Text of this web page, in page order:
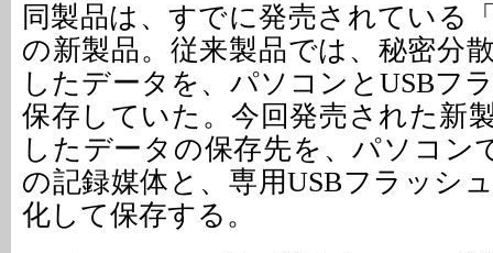
同製品は、すでに発売されている
の新製品。従来製品では、秘密分
したデータを、パソコンとUSBフ
保存していた。今回発売された新
したデータの保存先を、パソコン
の記録媒体と、専用USBフラッシ
化して保存する。